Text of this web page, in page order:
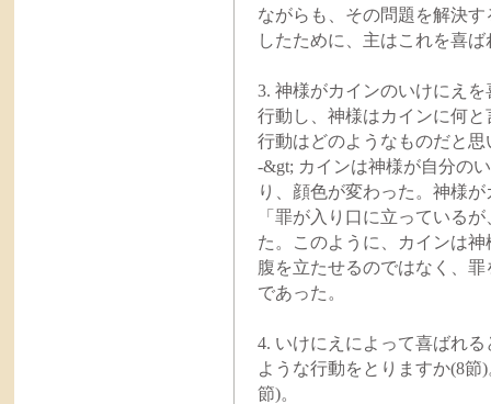
ながらも、その問題を解決
したために、主はこれを喜
3. 神様がカインのいけにえ
行動し、神様はカインに何
行動はどのようなものだと思
-&gt; カインは神様が自分の
り、顔色が変わった。神様
「罪が入り口に立っている
た。このように、カインは
腹を立たせるのではなく、
であった。
4. いけにえによって喜ばれ
ような行動をとりますか(8節
節)。